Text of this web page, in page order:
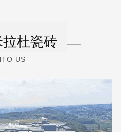
拉杜瓷砖
US